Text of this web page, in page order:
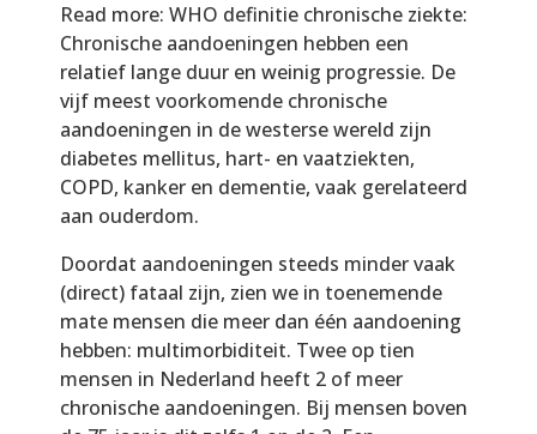
Read more: WHO definitie chronische ziekte:
Chronische aandoeningen hebben een
relatief lange duur en weinig progressie. De
vijf meest voorkomende chronische
aandoeningen in de westerse wereld zijn
diabetes mellitus, hart- en vaatziekten,
COPD, kanker en dementie, vaak gerelateerd
aan ouderdom.
Doordat aandoeningen steeds minder vaak
(direct) fataal zijn, zien we in toenemende
mate mensen die meer dan één aandoening
hebben: multimorbiditeit. Twee op tien
mensen in Nederland heeft 2 of meer
chronische aandoeningen. Bij mensen boven